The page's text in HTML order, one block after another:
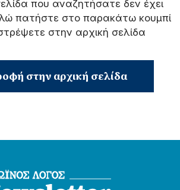
που αναζητήσατε δεν έχει
πατήστε στο παρακάτω κουμπί
στην αρχική σελίδα
στην αρχική σελίδα